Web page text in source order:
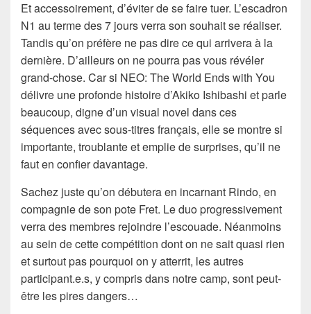
Et accessoirement, d’éviter de se faire tuer. L’escadron
N1 au terme des 7 jours verra son souhait se réaliser.
Tandis qu’on préfère ne pas dire ce qui arrivera à la
dernière. D’ailleurs on ne pourra pas vous révéler
grand-chose. Car si NEO: The World Ends with You
délivre une profonde histoire d’Akiko Ishibashi et parle
beaucoup, digne d’un visual novel dans ces
séquences avec sous-titres français, elle se montre si
importante, troublante et emplie de surprises, qu’il ne
faut en confier davantage.
Sachez juste qu’on débutera en incarnant Rindo, en
compagnie de son pote Fret. Le duo progressivement
verra des membres rejoindre l’escouade. Néanmoins
au sein de cette compétition dont on ne sait quasi rien
et surtout pas pourquoi on y atterrit, les autres
participant.e.s, y compris dans notre camp, sont peut-
être les pires dangers…